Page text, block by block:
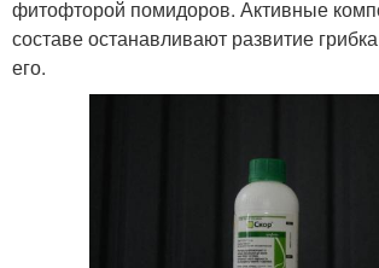
фитофторой помидоров. Активные
составе останавливают развитие
его.